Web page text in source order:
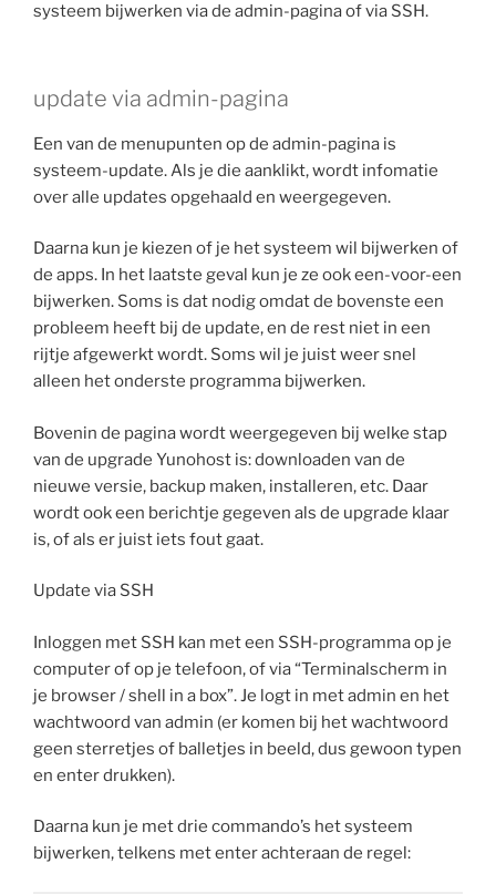
systeem bijwerken via de admin-pagina of via SSH.
update via admin-pagina
Een van de menupunten op de admin-pagina is
systeem-update. Als je die aanklikt, wordt infomatie
over alle updates opgehaald en weergegeven.
Daarna kun je kiezen of je het systeem wil bijwerken of
de apps. In het laatste geval kun je ze ook een-voor-een
bijwerken. Soms is dat nodig omdat de bovenste een
probleem heeft bij de update, en de rest niet in een
rijtje afgewerkt wordt. Soms wil je juist weer snel
alleen het onderste programma bijwerken.
Bovenin de pagina wordt weergegeven bij welke stap
van de upgrade Yunohost is: downloaden van de
nieuwe versie, backup maken, installeren, etc. Daar
wordt ook een berichtje gegeven als de upgrade klaar
is, of als er juist iets fout gaat.
Update via SSH
Inloggen met SSH kan met een SSH-programma op je
computer of op je telefoon, of via “Terminalscherm in
je browser / shell in a box”. Je logt in met admin en het
wachtwoord van admin (er komen bij het wachtwoord
geen sterretjes of balletjes in beeld, dus gewoon typen
en enter drukken).
Daarna kun je met drie commando’s het systeem
bijwerken, telkens met enter achteraan de regel: